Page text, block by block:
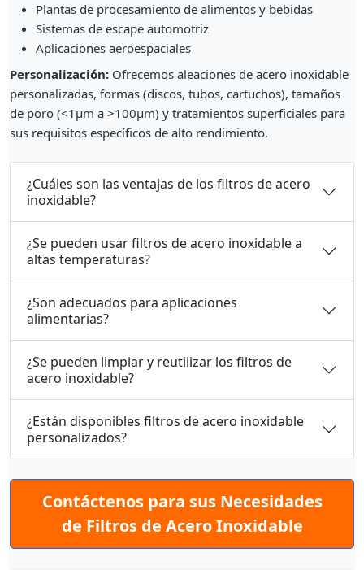
Plantas de procesamiento de alimentos y bebidas
Sistemas de escape automotriz
Aplicaciones aeroespaciales
Personalización: Ofrecemos aleaciones de acero inoxidable
personalizadas, formas (discos, tubos, cartuchos), tamaños
de poro (<1μm a >100μm) y tratamientos superficiales para
sus requisitos específicos de alto rendimiento.
¿Cuáles son las ventajas de los filtros de acero
inoxidable?
¿Se pueden usar filtros de acero inoxidable a
altas temperaturas?
¿Son adecuados para aplicaciones
alimentarias?
¿Se pueden limpiar y reutilizar los filtros de
acero inoxidable?
¿Están disponibles filtros de acero inoxidable
personalizados?
Contáctenos para sus Necesidades
de Filtros de Acero Inoxidable